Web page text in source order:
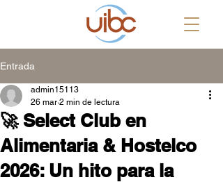
Entrada
🚀 Select Club en
Alimentaria & Hostelco
2026: Un hito para la
admin15113
26 mar 2 min de lectura